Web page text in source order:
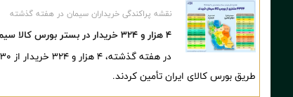
نقشه پراکندگی خریداران سیمان در هفته گذشته
۴ هزار و ۳۲۴ خریدار در بستر بورس کالا سیمان خریدند
طریق بورس کالای ایران تأمین کردند.